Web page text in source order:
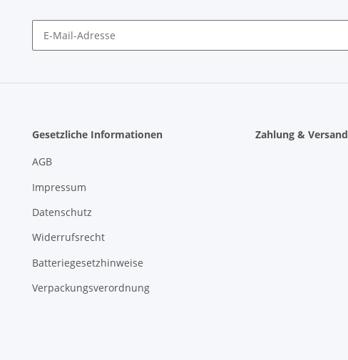
Gesetzliche Informationen
AGB
Impressum
Datenschutz
Widerrufsrecht
Batteriegesetzhinweise
Verpackungsverordnung
Zahlung & Versand